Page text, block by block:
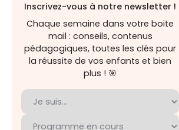
Inscrivez-vous à notre newsletter !
Chaque semaine dans votre boite
mail : conseils, contenus
pédagogiques, toutes les clés pour
la réussite de vos enfants et bien
plus ! 🎯